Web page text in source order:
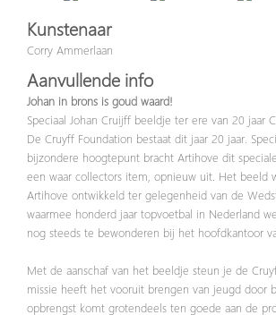
Kunstenaar
Corry Ammerlaan
Aanvullende info
Johan in brons is goud waard!
Speciaal Johan Cruijff beeldje ter ere van 20 jaar
De Cruyff Foundation bestaat dit jaar 20 jaar.
bijzondere hoogtepunt bracht Artihove dit
een waar collectors item, opnieuw uit. Het beeld
Artihove ontwikkeld ter gelegenheid van de
waarmee honderd jaar topvoetbal in Nederland
nog steeds te bewonderen bij het hoofdkantoor
Met de aanschaf van het beeldje steun je de
missie heeft het vooruit brengen van jeugd door
opbrengst komt grotendeels ten goede aan de